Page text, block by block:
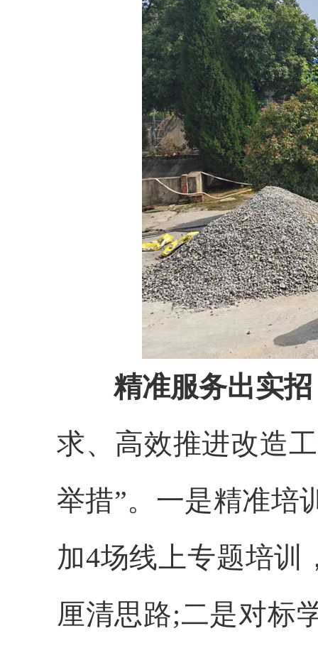
精准服务出实
求、高效推进改造
举措”。一是精准培
加4场线上专题培训
厘清思路;二是对标